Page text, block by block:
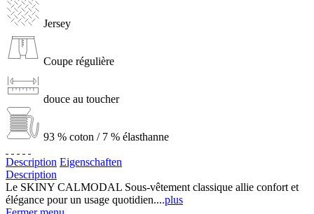
Jersey
Coupe régulière
douce au toucher
93 % coton / 7 % élasthanne
Description Eigenschaften
Description
Le SKINY CALMODAL Sous-vêtement classique allie confort et
élégance pour un usage quotidien....plus